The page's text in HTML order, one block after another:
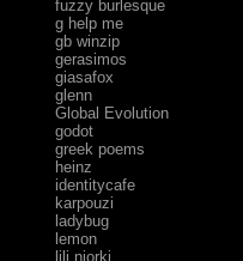
fuzzy burlesque
g help me
gb winzip
gerasimos
giasafox
glenn
Global Evolution
godot
greek poems
heinz
identitycafe
karpouzi
ladybug
lemon
lili niorki